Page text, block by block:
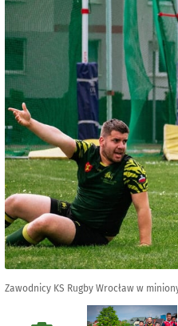
Zawodnicy KS Rugby Wrocław w